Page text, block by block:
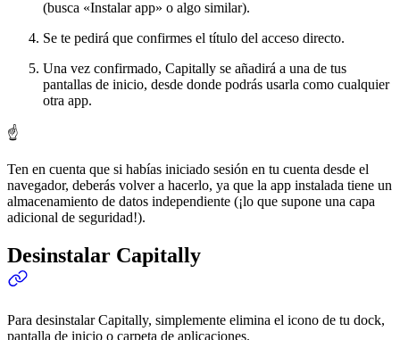
(busca «Instalar app» o algo similar).
Se te pedirá que confirmes el título del acceso directo.
Una vez confirmado, Capitally se añadirá a una de tus
pantallas de inicio, desde donde podrás usarla como cualquier
otra app.
☝️
Ten en cuenta que si habías iniciado sesión en tu cuenta desde el
navegador, deberás volver a hacerlo, ya que la app instalada tiene un
almacenamiento de datos independiente (¡lo que supone una capa
adicional de seguridad!).
Desinstalar Capitally
Para desinstalar Capitally, simplemente elimina el icono de tu dock,
pantalla de inicio o carpeta de aplicaciones.